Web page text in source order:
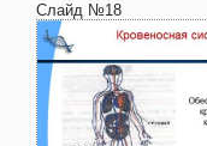
Слайд №18